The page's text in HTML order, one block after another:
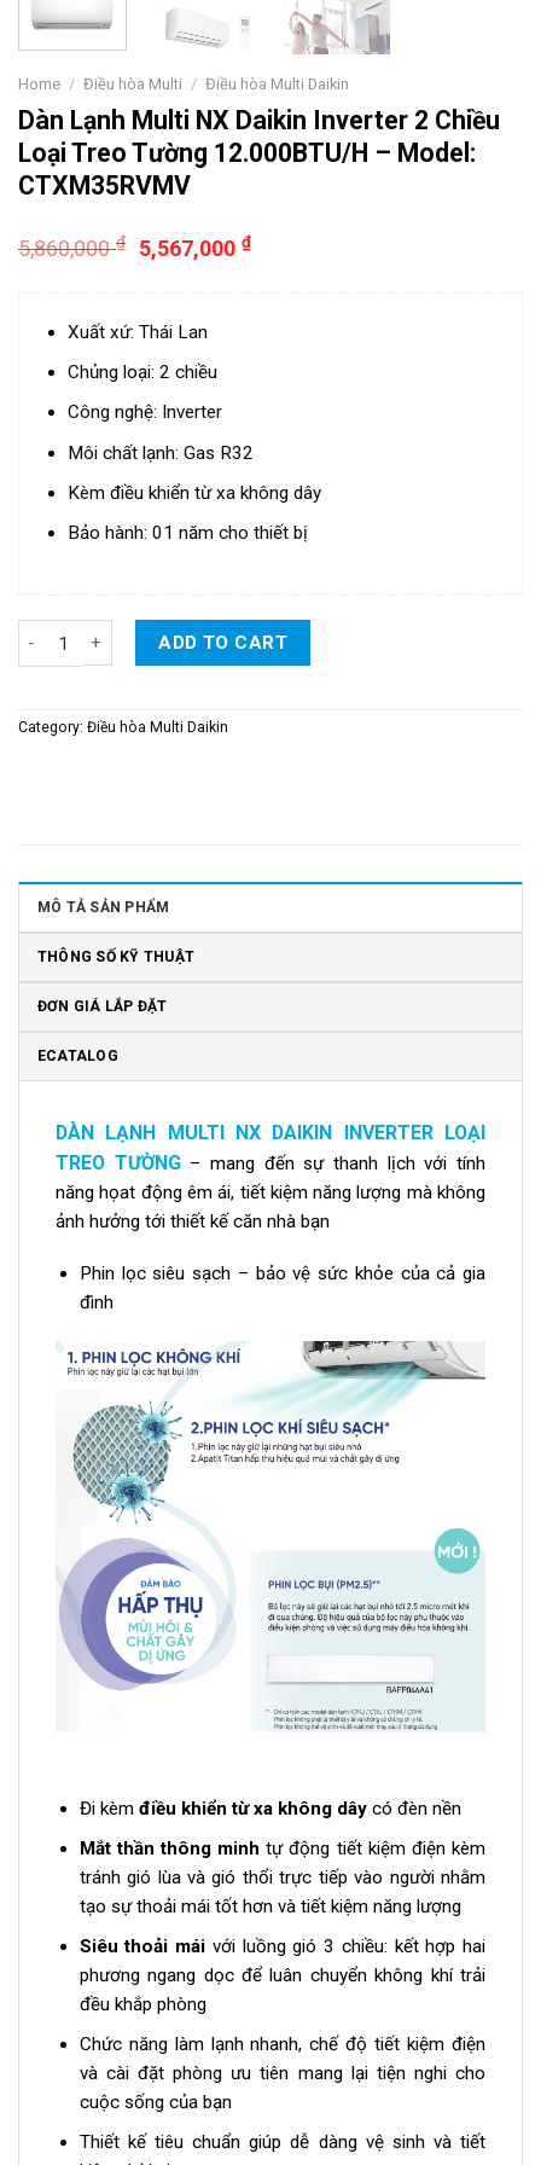
Home / Điều hòa Multi / Điều hòa Multi Daikin
Dàn Lạnh Multi NX Daikin Inverter 2 Chiều
Loại Treo Tường 12.000BTU/H – Model:
CTXM35RVMV
5,860,000₫ 5,567,000₫
Xuất xứ: Thái Lan
Chủng loại: 2 chiều
Công nghệ: Inverter
Môi chất lạnh: Gas R32
Kèm điều khiển từ xa không dây
Bảo hành: 01 năm cho thiết bị
Dàn Lạnh Multi NX Daikin Inverter 2 Chiều Loại Treo Tường
ADD TO CART
Category: Điều hòa Multi Daikin
MÔ TẢ SẢN PHẨM
THÔNG SỐ KỸ THUẬT
ĐƠN GIÁ LẮP ĐẶT
ECATALOG
DÀN LẠNH MULTI NX DAIKIN INVERTER LOẠI
TREO TƯỜNG – mang đến sự thanh lịch với tính
năng họat động êm ái, tiết kiệm năng lượng mà không
ảnh hưởng tới thiết kế căn nhà bạn
Phin lọc siêu sạch – bảo vệ sức khỏe của cả gia
đình
Đi kèm điều khiển từ xa không dâycó đèn nền
Mắt thần thông minh tự động tiết kiệm điện kèm
tránh gió lùa và gió thổi trực tiếp vào người nhằm
tạo sự thoải mái tốt hơn và tiết kiệm năng lượng
Siêu thoải mái với luồng gió 3 chiều: kết hợp hai
phương ngang dọc để luân chuyển không khí trải
đều khắp phòng
Chức năng làm lạnh nhanh, chế độ tiết kiệm điện
và cài đặt phòng ưu tiên mang lại tiện nghi cho
cuộc sống của bạn
Thiết kế tiêu chuẩn giúp dễ dàng vệ sinh và tiết